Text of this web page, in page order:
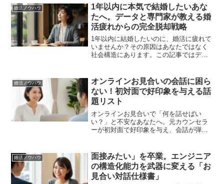
り戻し、無理のない婚活へシフトしまし
ょう。
婚活ノウハウ
1年以内に本気で結婚したいあな
たへ。データと専門家が教える婚
活疲れからの完全脱却戦略
1年以内に結婚したいのに、婚活に疲れて
いませんか？その原因はあなたではなく
社会構造にあります。この記事ではデー
体的な5ステップの成功戦略を解説しま
す。
婚活ノウハウ
オンラインお見合いの会話に困ら
ない！初対面で好印象を与える話
題リスト
オンラインお見合いで「何を話せばい
い？」と不安なあなたへ。元カウンセラ
ーが初対面で好印象を与え、会話が弾む
て当日を迎えられます。
婚活ノウハウ
面接みたい」を卒業。エンジニア
の構造化能力を武器に変える「お
見合い対話仕様書」